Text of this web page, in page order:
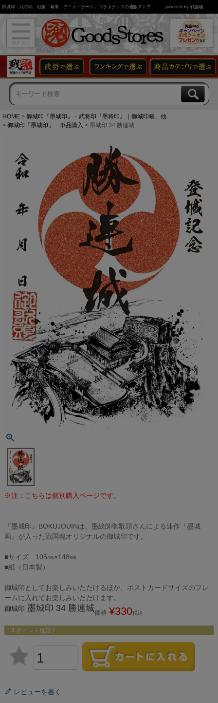
御城印・武将印、戦国・幕末・アニメ・ゲーム、コラボグッズの通販ストア powered by 戦国魂
HOME
御城印『墨城印』・武将印『墨将印』｜御城印帳、他
御城印「墨城印」 単品購入
墨城印 34 勝連城
※注：こちらは個別購入ページです。
『墨城印』BOKUJOUINは、墨絵師御歌頭さんによる連作『墨城
画』が入った戦国魂オリジナルの御城印です。
■サイズ 105㎜×148㎜
■紙（日本製）
御城印としてお楽しみいただけるほか、ポストカードサイズのフレ
ームに入れてお楽しみいただけます。
御城印 墨城印 34 勝連城価格 ¥330税込
[ 3 ポイント進呈 ]
レビューを書く